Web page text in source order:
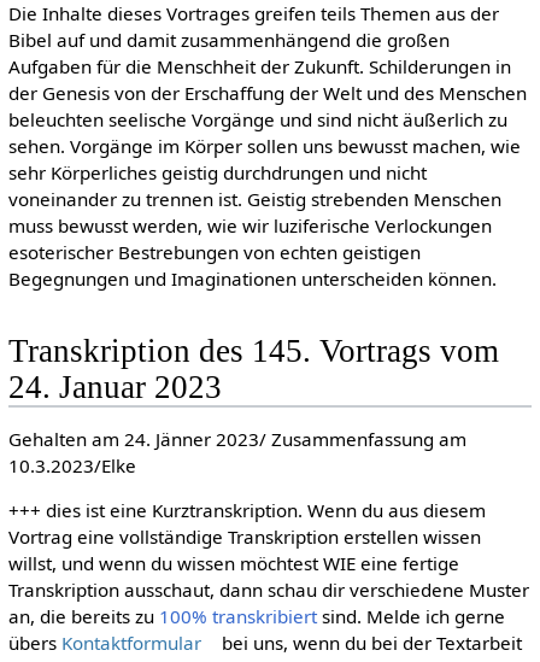
Die Inhalte dieses Vortrages greifen teils Themen aus der
Bibel auf und damit zusammenhängend die großen
Aufgaben für die Menschheit der Zukunft. Schilderungen in
der Genesis von der Erschaffung der Welt und des Menschen
beleuchten seelische Vorgänge und sind nicht äußerlich zu
sehen. Vorgänge im Körper sollen uns bewusst machen, wie
sehr Körperliches geistig durchdrungen und nicht
voneinander zu trennen ist. Geistig strebenden Menschen
muss bewusst werden, wie wir luziferische Verlockungen
esoterischer Bestrebungen von echten geistigen
Begegnungen und Imaginationen unterscheiden können.
Transkription des 145. Vortrags vom
24. Januar 2023
Gehalten am 24. Jänner 2023/ Zusammenfassung am
10.3.2023/Elke
+++ dies ist eine Kurztranskription. Wenn du aus diesem
Vortrag eine vollständige Transkription erstellen wissen
willst, und wenn du wissen möchtest WIE eine fertige
Transkription ausschaut, dann schau dir verschiedene Muster
an, die bereits zu 100% transkribiertsind. Melde ich gerne
übers Kontaktformular
bei uns, wenn du bei der Textarbeit